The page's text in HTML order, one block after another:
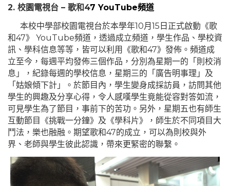
2. 校園電視台 – 歌和47 YouTube頻道
本校中學部校園電視台於本學年10月 15 日正式啟動《歌
和47》 YouTube頻道， 透過成立頻道，學生作品、學校資
訊、學科信息等等，皆可以利用《歌和47》發佈。頻道成
立至今，每週平均發佈三個作品，分別為星期一的「則校消
息」，紀錄每週的學校信息，星期三的「廣告明事理」及
「姑娘傾下計」。於節目內，學生變身成採訪員，訪問其他
學生的興趣及分享心得，令人感嘆學生竟能從容對答如流，
可見學生為了節目，事前下的苦功。另外，星期五也有師生
互動節目《挑戰一分鐘》及《學科片》
，師生於不同項目大
鬥法，樂也融融。期望歌和47的成立，可以為則校與外
界、老師與學生彼此認識，帶來更緊密的聯繫。